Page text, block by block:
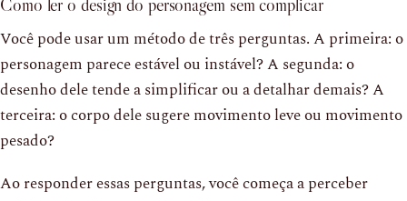
Como ler o design do personagem sem complicar
Você pode usar um método de três perguntas. A primeira: o
personagem parece estável ou instável? A segunda: o
desenho dele tende a simplificar ou a detalhar demais? A
terceira: o corpo dele sugere movimento leve ou movimento
pesado?
Ao responder essas perguntas, você começa a perceber